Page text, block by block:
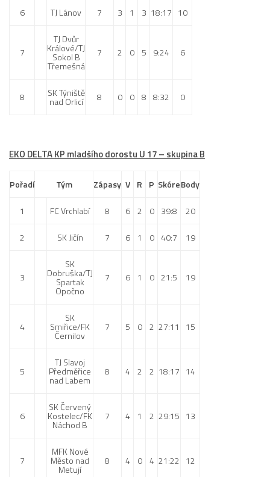
6 TJ Lánov 7 3 1 3 18:17 10
7
TJ Dvůr
Králové/TJ
Sokol B
Třemešná
7 2 0 5 9:24 6
8 SK Týniště
nad Orlicí 8 0 0 8 8:32 0
EKO DELTA KP mladšího dorostu U 17 – skupina B
Pořadí Tým Zápasy V R P SkóreBody
1 FC Vrchlabí 8 6 2 0 39:8 20
2 SK Jičín 7 6 1 0 40:7 19
3
SK
Dobruška/TJ
Spartak
Opočno
7 6 1 0 21:5 19
4
SK
Smiřice/FK
Černilov
7 5 0 2 27:11 15
5
TJ Slavoj
Předměřice
nad Labem
8 4 2 2 18:17 14
6
SK Červený
Kostelec/FK
Náchod B
7 4 1 2 29:15 13
7
MFK Nové
Město nad
Metují
8 4 0 4 21:22 12